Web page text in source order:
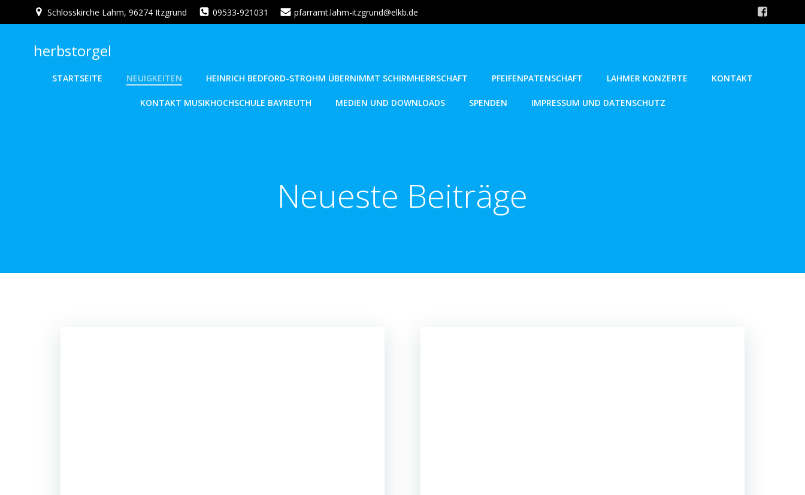
Inhalt
Schlosskirche Lahm, 96274 Itzgrund 09533-921031 pfarramt.lahm-itzgrund@elkb.de
herbstorgel
STARTSEITE NEUIGKEITEN HEINRICH BEDFORD-STROHM ÜBERNIMMT SCHIRMHERRSCHAFT PFEIFENPATENSCHAFT LAHMER KONZERTE KONTAKT
KONTAKT MUSIKHOCHSCHULE BAYREUTH MEDIEN UND DOWNLOADS SPENDEN IMPRESSUM UND DATENSCHUTZ
Neueste Beiträge